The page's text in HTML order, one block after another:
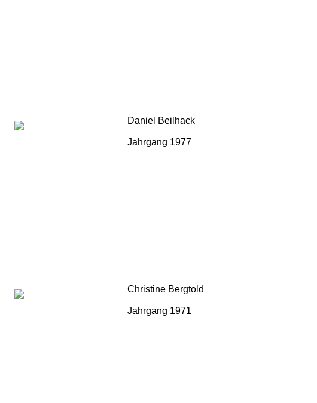
Daniel Beilhack
Jahrgang 1977
Christine Bergtold
Jahrgang 1971